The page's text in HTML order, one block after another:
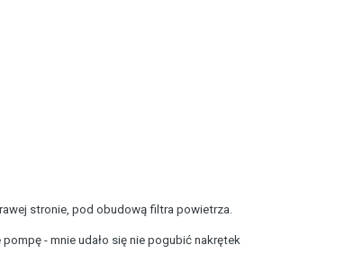
stronie, pod obudową filtra powietrza.
- mnie udało się nie pogubić nakrętek